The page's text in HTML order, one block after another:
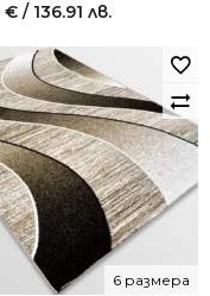
€ / 136.91 лв.
6 размера